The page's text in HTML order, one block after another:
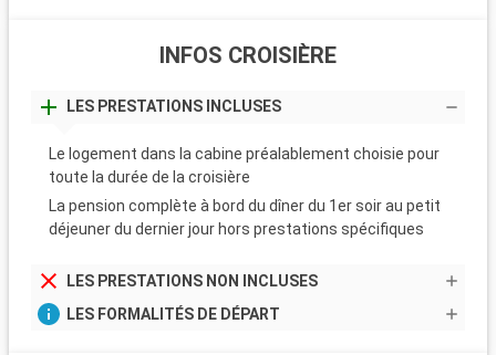
INFOS CROISIÈRE
LES PRESTATIONS INCLUSES
Le logement dans la cabine préalablement choisie pour
toute la durée de la croisière
La pension complète à bord du dîner du 1er soir au petit
déjeuner du dernier jour hors prestations spécifiques
LES PRESTATIONS NON INCLUSES
LES FORMALITÉS DE DÉPART